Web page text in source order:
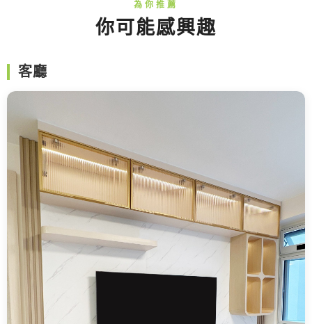
你可能感興趣
客廳